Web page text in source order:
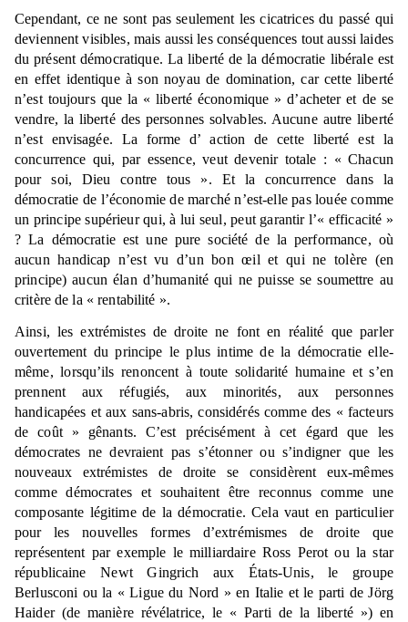
Cependant, ce ne sont pas seulement les cicatrices du passé qui
deviennent visibles, mais aussi les conséquences tout aussi laides
du présent démocratique. La liberté de la démocratie libérale est
en effet identique à son noyau de domination, car cette liberté
n’est toujours que la « liberté économique » d’acheter et de se
vendre, la liberté des personnes solvables. Aucune autre liberté
n’est envisagée. La forme d’ action de cette liberté est la
concurrence qui, par essence, veut devenir totale : « Chacun
pour soi, Dieu contre tous ». Et la concurrence dans la
démocratie de l’économie de marché n’est-elle pas louée comme
un principe supérieur qui, à lui seul, peut garantir l’« efficacité »
? La démocratie est une pure société de la performance, où
aucun handicap n’est vu d’un bon œil et qui ne tolère (en
principe) aucun élan d’humanité qui ne puisse se soumettre au
critère de la « rentabilité ».
Ainsi, les extrémistes de droite ne font en réalité que parler
ouvertement du principe le plus intime de la démocratie elle-
même, lorsqu’ils renoncent à toute solidarité humaine et s’en
prennent aux réfugiés, aux minorités, aux personnes
handicapées et aux sans-abris, considérés comme des « facteurs
de coût » gênants. C’est précisément à cet égard que les
démocrates ne devraient pas s’étonner ou s’indigner que les
nouveaux extrémistes de droite se considèrent eux-mêmes
comme démocrates et souhaitent être reconnus comme une
composante légitime de la démocratie. Cela vaut en particulier
pour les nouvelles formes d’extrémismes de droite que
représentent par exemple le milliardaire Ross Perot ou la star
républicaine Newt Gingrich aux États-Unis, le groupe
Berlusconi ou la « Ligue du Nord » en Italie et le parti de Jörg
Haider (de manière révélatrice, le « Parti de la liberté ») en